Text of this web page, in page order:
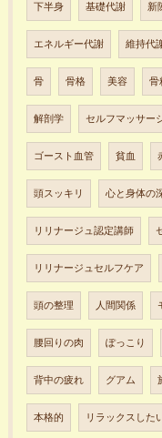
下半身 基礎代謝 新
エネルギー代謝 維持代
骨 骨格 美容 骨
解剖学 セルフマッサー
ゴースト血管 貧血
頭スッキリ 心と身体の
リリナージュ認定講師
リリナージュセルフケア
頭の整理 人間関係
腰回りの肉 ぽっこり
背中の疲れ グアム
本格的 リラックスした